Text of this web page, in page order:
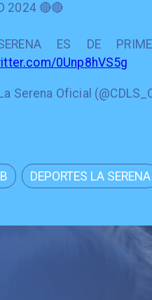
2024 🔴🔴
ES DE
0Unp8hVS5g
Serena Oficial
DEPORTES LA SERENA